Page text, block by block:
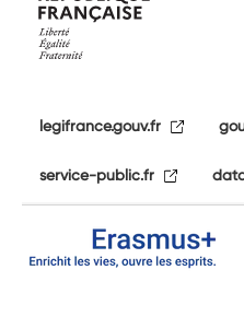
legifrance.gouv.fr
service-public.fr